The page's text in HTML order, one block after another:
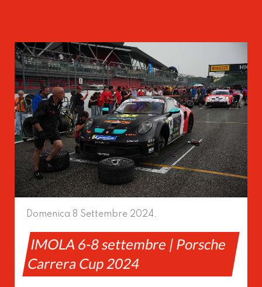
Domenica 8 Settembre 2024.
IMOLA 6-8 settembre | Porsche
Carrera Cup 2024